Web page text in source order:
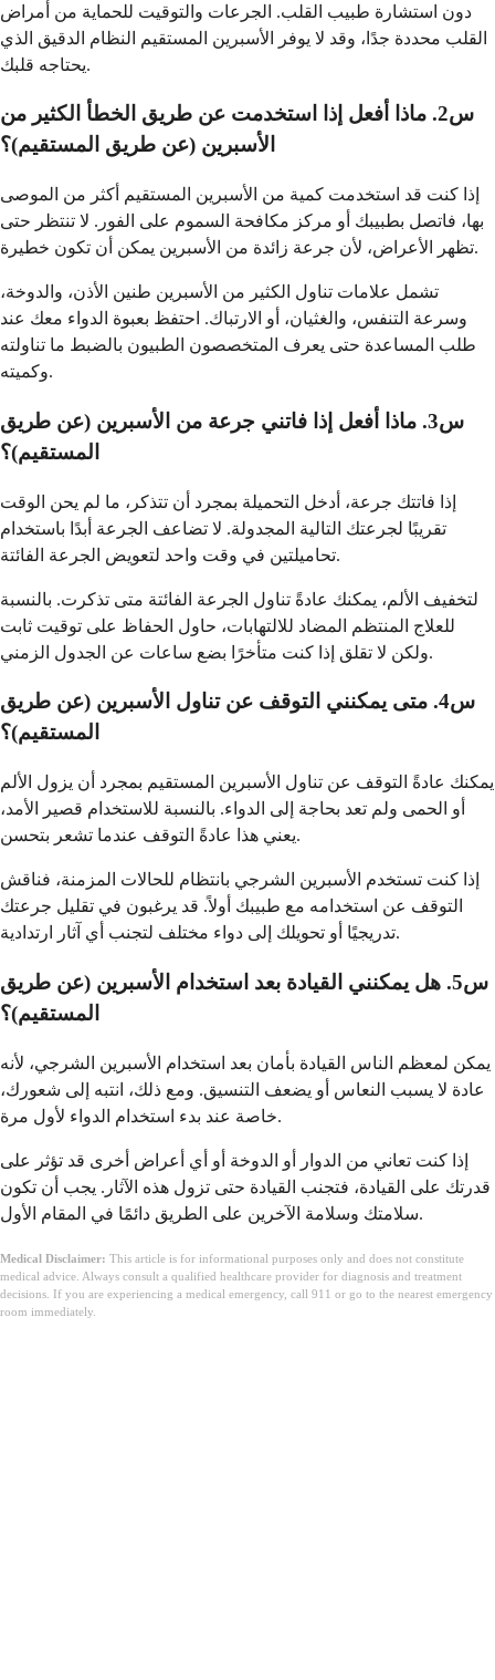
دون استشارة طبيب القلب. الجرعات والتوقيت للحماية من أمراض
القلب محددة جدًا، وقد لا يوفر الأسبرين المستقيم النظام الدقيق الذي
يحتاجه قلبك.
س2. ماذا أفعل إذا استخدمت عن طريق الخطأ الكثير من
الأسبرين (عن طريق المستقيم)؟
إذا كنت قد استخدمت كمية من الأسبرين المستقيم أكثر من الموصى
بها، فاتصل بطبيبك أو مركز مكافحة السموم على الفور. لا تنتظر حتى
تظهر الأعراض، لأن جرعة زائدة من الأسبرين يمكن أن تكون خطيرة.
تشمل علامات تناول الكثير من الأسبرين طنين الأذن، والدوخة،
وسرعة التنفس، والغثيان، أو الارتباك. احتفظ بعبوة الدواء معك عند
طلب المساعدة حتى يعرف المتخصصون الطبيون بالضبط ما تناولته
وكميته.
س3. ماذا أفعل إذا فاتني جرعة من الأسبرين (عن طريق
المستقيم)؟
إذا فاتتك جرعة، أدخل التحميلة بمجرد أن تتذكر، ما لم يحن الوقت
تقريبًا لجرعتك التالية المجدولة. لا تضاعف الجرعة أبدًا باستخدام
تحاميلتين في وقت واحد لتعويض الجرعة الفائتة.
لتخفيف الألم، يمكنك عادةً تناول الجرعة الفائتة متى تذكرت. بالنسبة
للعلاج المنتظم المضاد للالتهابات، حاول الحفاظ على توقيت ثابت
ولكن لا تقلق إذا كنت متأخرًا بضع ساعات عن الجدول الزمني.
س4. متى يمكنني التوقف عن تناول الأسبرين (عن طريق
المستقيم)؟
يمكنك عادةً التوقف عن تناول الأسبرين المستقيم بمجرد أن يزول الألم
أو الحمى ولم تعد بحاجة إلى الدواء. بالنسبة للاستخدام قصير الأمد،
يعني هذا عادةً التوقف عندما تشعر بتحسن.
إذا كنت تستخدم الأسبرين الشرجي بانتظام للحالات المزمنة، فناقش
التوقف عن استخدامه مع طبيبك أولاً. قد يرغبون في تقليل جرعتك
تدريجيًا أو تحويلك إلى دواء مختلف لتجنب أي آثار ارتدادية.
س5. هل يمكنني القيادة بعد استخدام الأسبرين (عن طريق
المستقيم)؟
يمكن لمعظم الناس القيادة بأمان بعد استخدام الأسبرين الشرجي، لأنه
عادة لا يسبب النعاس أو يضعف التنسيق. ومع ذلك، انتبه إلى شعورك،
خاصة عند بدء استخدام الدواء لأول مرة.
إذا كنت تعاني من الدوار أو الدوخة أو أي أعراض أخرى قد تؤثر على
قدرتك على القيادة، فتجنب القيادة حتى تزول هذه الآثار. يجب أن تكون
سلامتك وسلامة الآخرين على الطريق دائمًا في المقام الأول.
Medical Disclaimer: This article is for informational purposes only and does not constitute
medical advice. Always consult a qualified healthcare provider for diagnosis and treatment
decisions. If you are experiencing a medical emergency, call 911 or go to the nearest emergency
room immediately.